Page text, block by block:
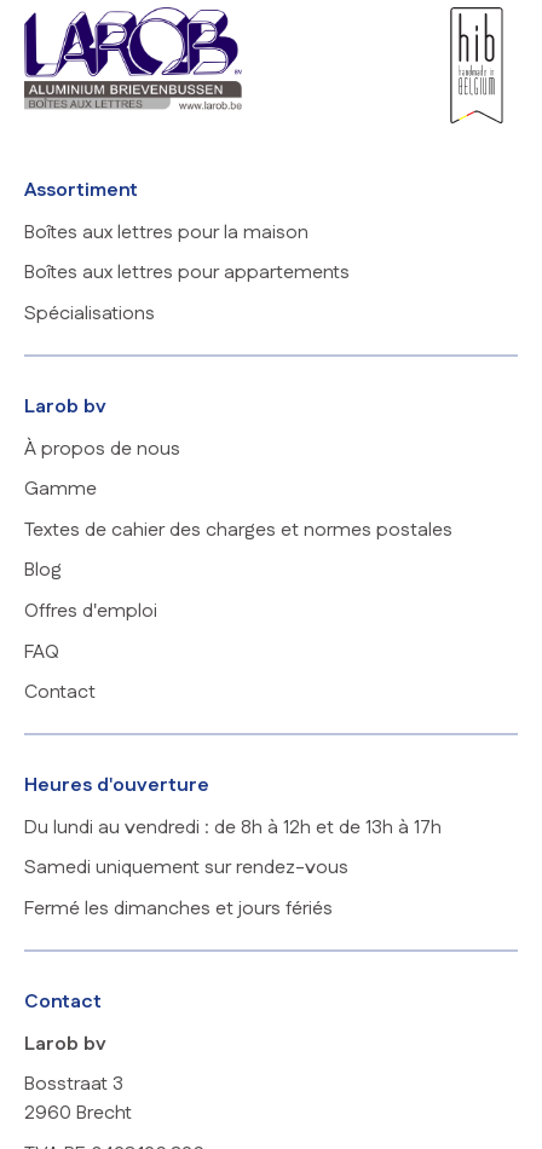
Larob bv
À propos de nous
Gamme
Textes de cahier des charges et normes postales
Blog
Offres d'emploi
FAQ
Contact
Assortiment
Boîtes aux lettres pour la maison
Boîtes aux lettres pour appartements
Spécialisations
Heures d'ouverture
Du lundi au vendredi : de 8h à 12h et de 13h à 17h
Samedi uniquement sur rendez-vous
Fermé les dimanches et jours fériés
Contact
Larob bv
Bosstraat 3
2960 Brecht